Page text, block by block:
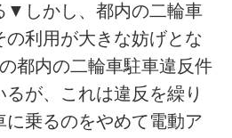
▼しかし、都内の二輪車
利用が大きな妨げとな
都内の二輪車駐車違反件
が、これは違反を繰り
乗るのをやめて電動ア